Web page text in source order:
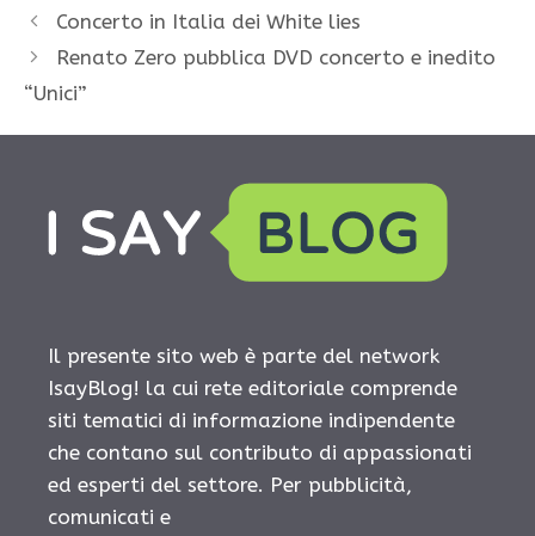
Concerto in Italia dei White lies
Renato Zero pubblica DVD concerto e inedito
“Unici”
Il presente sito web è parte del network
IsayBlog! la cui rete editoriale comprende
siti tematici di informazione indipendente
che contano sul contributo di appassionati
ed esperti del settore. Per pubblicità,
comunicati e